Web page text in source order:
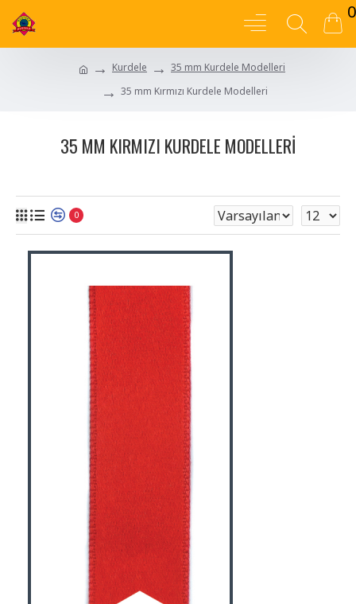
0
Kurdele
35 mm Kurdele Modelleri
35 mm Kırmızı Kurdele Modelleri
35 MM KIRMIZI KURDELE MODELLERI
0